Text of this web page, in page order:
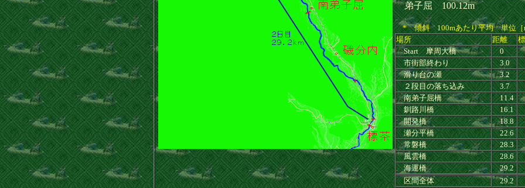
弟子屈 100.12m
* 傾斜 100mあたり平均 単位［m
場所
距離
Start 摩周大橋
0
市街部終わり
3.0
滑り台の瀬
3.2
２段目の落ち込み
3.7
南弟子屈橋
11.4
釧路川橋
16.1
開発橋
18.8
瀬分平橋
22.6
常磐橋
28.3
風雲橋
28.6
海運橋
29.2
区間全体
29.2